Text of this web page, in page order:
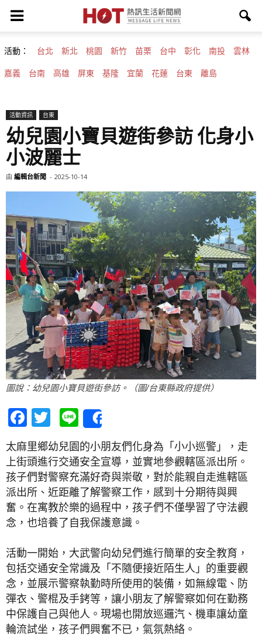
活動： 台北 新北 桃園 新竹 苗栗 台中 彰化 南投 雲林
嘉義 台南 高雄 屏東 基隆 宜蘭 花蓮 台東 離島
活動資訊 台東
幼兒園小寶貝遊街參訪 化身小
小波麗士
由 編輯台新聞 - 2025-10-14
圖說：幼兒園小寶貝遊街參訪。（圖/台東縣政府提供）
Facebook
Twitter
Line
太麻里鄉幼兒園的小朋友們化身為「小小巡警」，走
上街頭進行交通安全宣導，並實地參觀轄區派出所。
孩子們對警察充滿好奇與崇敬，對於能親自走進轄區
派出所、近距離了解警察工作，感到十分期待與興
奮。在寓教於樂的過程中，孩子們不僅學習了守法觀
念，也培養了自我保護意識。
活動一開始，大武警向幼兒們進行簡單的安全教育，
包括交通安全常識及「不隨便接近陌生人」的重要觀
念，並展示警察執勤時所使用的裝備，如無線電、防
彈衣、警棍及手銬等，讓小朋友了解警察如何在勤務
中保護自己與他人。現場也開放巡邏汽、機車讓幼童
輪流試坐，孩子們興奮不已，氣氛熱絡。